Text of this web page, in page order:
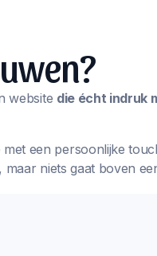
website die écht indruk
een persoonlijke
niets gaat boven